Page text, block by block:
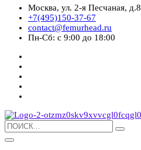
Москва, ул. 2-я Песчаная, д.8
+7(495)150-37-67
contact@femurhead.ru
Пн-Сб: с 9:00 до 18:00